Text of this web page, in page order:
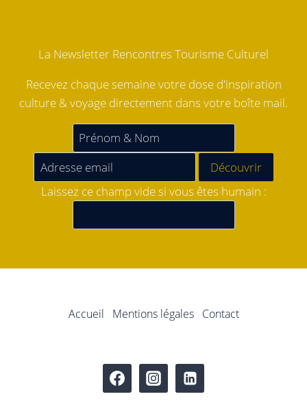
La Newsletter Rencontres Tourisme Culturel
Recevez chaque semaine votre dose d'inspiration
culture & voyage directement dans votre boîte mail.
Laissez ce champ vide si vous êtes humain :
Accueil Mentions légales Contact